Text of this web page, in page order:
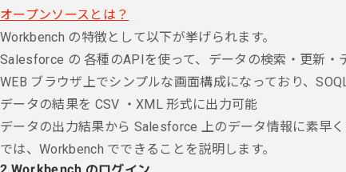
オープンソースとは？
Workbench の特徴として以下が挙げられます。
Salesforce の 各種のAPIを使って、データの検索・更新・
WEB ブラウザ上でシンプルな画面構成になっており、
データの結果を CSV ・XML 形式に出力可能
データの出力結果から Salesforce 上のデータ情報に素早
では、Workbench でできることを説明します。